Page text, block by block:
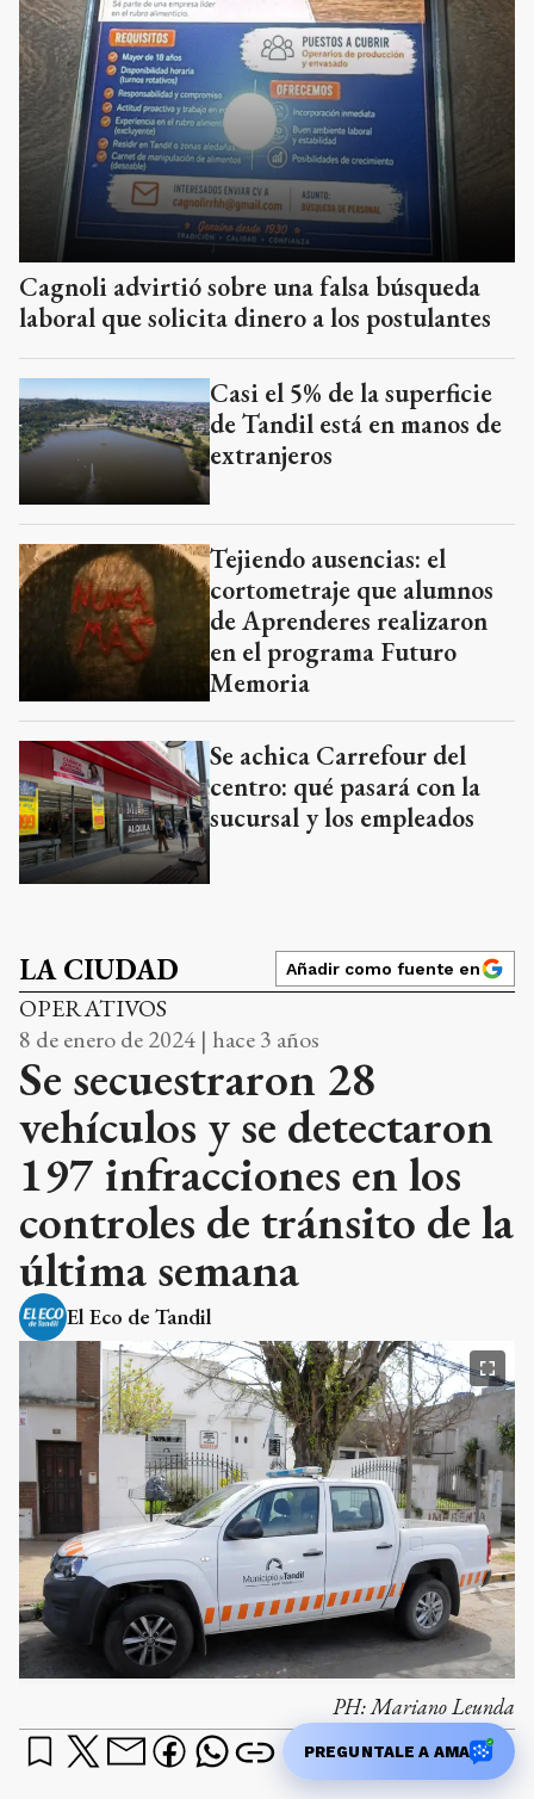
Cagnoli advirtió sobre una falsa búsqueda
laboral que solicita dinero a los postulantes
Casi el 5% de la superficie
de Tandil está en manos de
extranjeros
Tejiendo ausencias: el
cortometraje que alumnos
de Aprenderes realizaron
en el programa Futuro
Memoria
Se achica Carrefour del
centro: qué pasará con la
sucursal y los empleados
LA CIUDAD Añadir como fuente en
OPERATIVOS
8 de enero de 2024 | hace 3 años
Se secuestraron 28
vehículos y se detectaron
197 infracciones en los
controles de tránsito de la
última semana
El Eco de Tandil
PH:Mariano Leunda
PREGUNTALE A AMA